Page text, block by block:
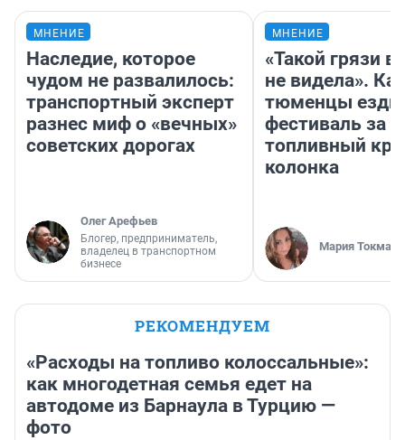
МНЕНИЕ
Наследие, которое
чудом не развалилось:
транспортный эксперт
разнес миф о «вечных»
советских дорогах
Олег Арефьев
Блогер, предприниматель,
владелец в транспортном
бизнесе
МНЕНИЕ
«Такой грязи
не видела».
тюменцы
фестиваль за
топливный
колонка
Мария
РЕКОМЕНДУЕМ
«Расходы на топливо колоссальные»:
как многодетная семья едет на
автодоме из Барнаула в Турцию —
фото